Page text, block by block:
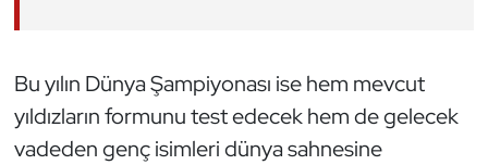
Bu yılın Dünya Şampiyonası ise hem mevcut
yıldızların formunu test edecek hem de gelecek
vadeden genç isimleri dünya sahnesine